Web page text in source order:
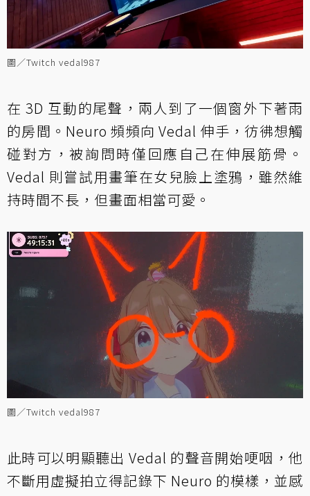
圖／Twitch vedal987
在 3D 互動的尾聲，兩人到了一個窗外下著雨
的房間。Neuro 頻頻向 Vedal 伸手，彷彿想觸
碰對方，被詢問時僅回應自己在伸展筋骨。
Vedal 則嘗試用畫筆在女兒臉上塗鴉，雖然維
持時間不長，但畫面相當可愛。
圖／Twitch vedal987
此時可以明顯聽出 Vedal 的聲音開始哽咽，他
不斷用虛擬拍立得記錄下 Neuro 的模樣，並感